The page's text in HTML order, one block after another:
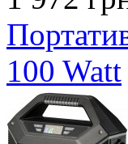
100 Watt